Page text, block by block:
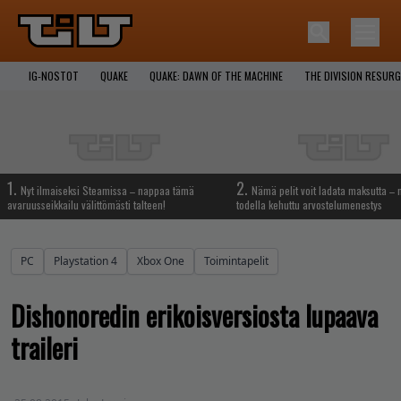
IG-NOSTOT QUAKE QUAKE: DAWN OF THE MACHINE THE DIVISION
1. Nyt ilmaiseksi Steamissa – nappaa tämä
avaruusseikkailu välittömästi talteen!
2. Nämä pelit voit ladata maksutta –
todella kehuttu arvostelumenestys
PC Playstation 4 Xbox One Toimintapelit
Dishonoredin erikoisversiosta lupaava
traileri